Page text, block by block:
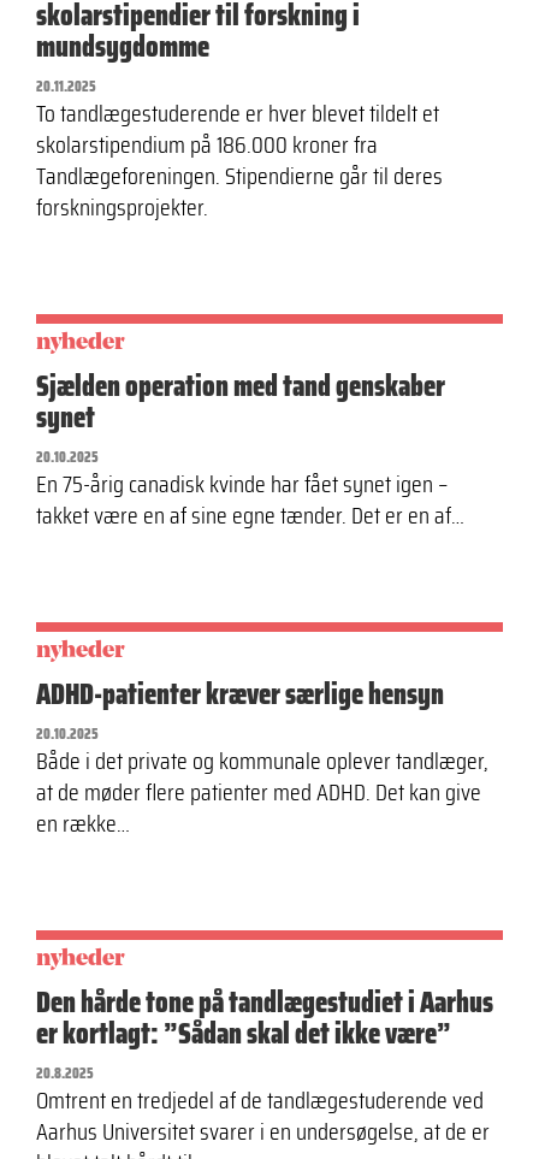
skolarstipendier til forskning i
mundsygdomme
20.11.2025
To tandlægestuderende er hver blevet tildelt et
skolarstipendium på 186.000 kroner fra
Tandlægeforeningen. Stipendierne går til deres
forskningsprojekter.
nyheder
Sjælden operation med tand genskaber
synet
20.10.2025
En 75-årig canadisk kvinde har fået synet igen –
takket være en af sine egne tænder. Det er en af…
nyheder
ADHD-patienter kræver særlige hensyn
20.10.2025
Både i det private og kommunale oplever tandlæger,
at de møder flere patienter med ADHD. Det kan give
en række…
nyheder
Den hårde tone på tandlægestudiet i Aarhus
er kortlagt: ”Sådan skal det ikke være”
20.8.2025
Omtrent en tredjedel af de tandlægestuderende ved
Aarhus Universitet svarer i en undersøgelse, at de er